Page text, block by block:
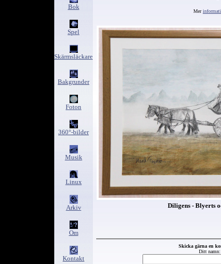
Bok
Spel
Skärmsläckare
Bakgrunder
Foton
360°-bilder
Musik
Linux
Arkiv
Om
Kontakt
Mer
Diligens - Blyerts
Skicka gärna en
Ditt namn: